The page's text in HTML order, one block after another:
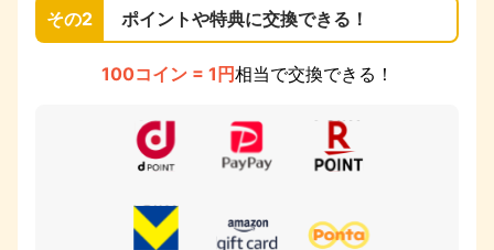
その2 ポイントや特典に交換できる！
100コイン = 1円相当で交換できる！